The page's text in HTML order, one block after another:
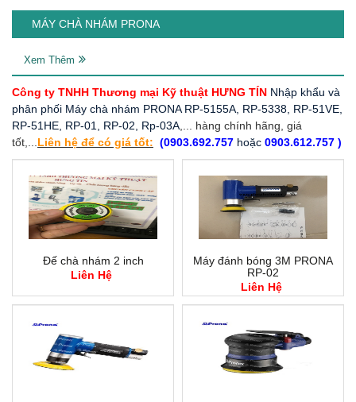
MÁY CHÀ NHÁM PRONA
Xem Thêm
Công ty TNHH Thương mại Kỹ thuật HƯNG TÍN Nhập khẩu và
phân phối Máy chà nhám PRONA RP-5155A, RP-5338, RP-51VE,
RP-51HE, RP-01, RP-02, Rp-03A ,... hàng chính hãng, giá
tốt,... Liên hệ để có giá tốt: (0903.692.757 hoặc 0903.612.757 )
Đế chà nhám 2 inch
Liên Hệ
Máy đánh bóng 3M PRONA
RP-02
Liên Hệ